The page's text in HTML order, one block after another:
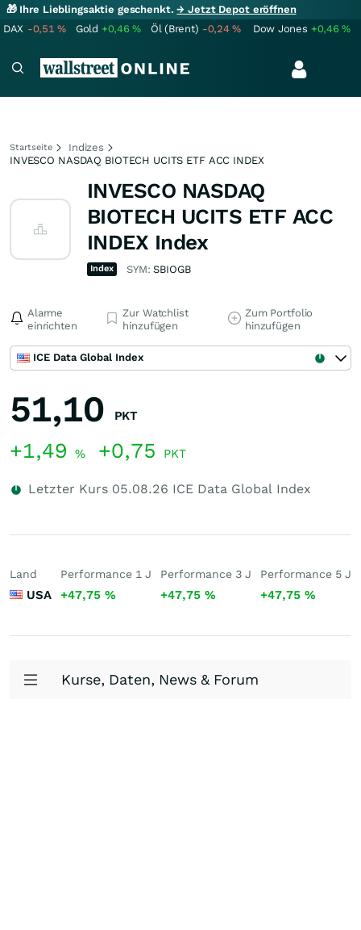
🎁 Ihre Lieblingsaktie geschenkt.→ Jetzt Depot eröffnen
DAX -0,51% Gold +0,46% Öl (Brent) -0,24% Dow Jones +0,46%
Startseite
Indizes
INVESCO NASDAQ BIOTECH UCITS ETF ACC INDEX
INVESCO NASDAQ
BIOTECH UCITS ETF ACC
INDEX Index
Index SYM:SBIOGB
Alarme
einrichten
Zur Watchlist
hinzufügen
Zum Portfolio
hinzufügen
ICE Data Global Index
51,10 PKT
+1,49 % +0,75 PKT
Letzter Kurs 05.08.26 ICE Data Global Index
Land
USA
Performance 1 J
+47,75 %
Performance 3 J
+47,75 %
Performance 5 J
+47,75 %
Kurse, Daten, News & Forum